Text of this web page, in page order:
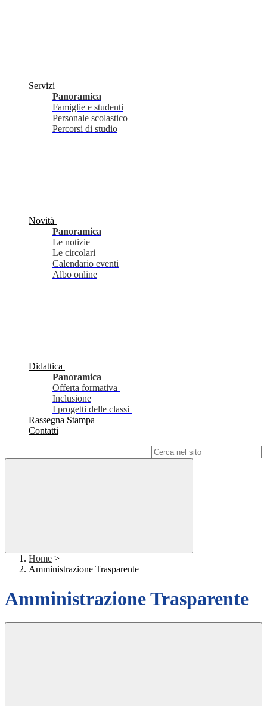
Servizi
Panoramica
Famiglie e studenti
Personale scolastico
Percorsi di studio
Novità
Panoramica
Le notizie
Le circolari
Calendario eventi
Albo online
Didattica
Panoramica
Offerta formativa
Inclusione
I progetti delle classi
Rassegna Stampa
Contatti
Home >
Amministrazione Trasparente
Amministrazione Trasparente